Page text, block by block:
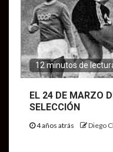
12 minutos de
EL 24 DE MARZO
SELECCIÓN
4 años atrás Diego